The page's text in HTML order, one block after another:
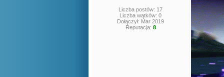
Liczba postów: 17
Liczba wątków: 0
Dołączył: Mar 2019
Reputacja: 8